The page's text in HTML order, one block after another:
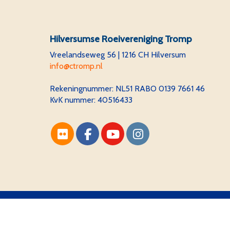
Hilversumse Roeivereniging Tromp
Vreelandseweg 56 | 1216 CH Hilversum
ofni@ctromp.nl
Rekeningnummer: NL51 RABO 0139 7661 46
KvK nummer: 40516433